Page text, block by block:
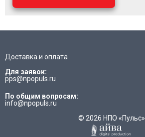
Доставка и оплата
Для заявок:
pps@npopuls.ru
По общим вопросам:
info@npopuls.ru
© 2026 НПО «Пульс»